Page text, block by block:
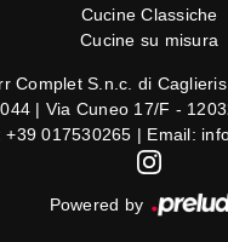
Cucine Classiche
Cucine su misura
Complet S.n.c. di
| Via Cuneo 17/F -
+39 017530265 | Email:
Powered by